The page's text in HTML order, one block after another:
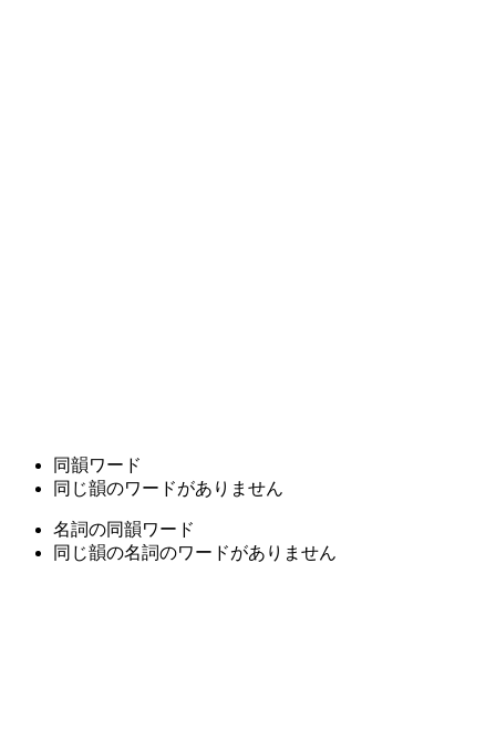
同韻ワード
同じ韻のワードがありません
名詞の同韻ワード
同じ韻の名詞のワードがありません